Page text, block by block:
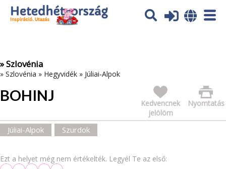
Az oldal sütiket (cookies) használ. További tájékoztatás itt:
Adatvédelmi tájékoztató
» Szlovénia
» Szlovénia » Hegyvidék » Júliai-Alpok
BOHINJ Nyomtatás
Kedvencnek
jelölöm
Júliai-Alpok Szurdok
Ezt a helyet még nem értékelték. Legyél Te az első: